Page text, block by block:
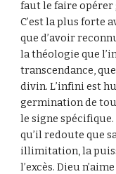
faut le faire opérer
C’est la plus forte
que d’avoir
la théologie que
transcendance,
divin. L’infini est
germination de
le signe spécifique.
qu’il redoute que
illimitation, la
l’excès. Dieu